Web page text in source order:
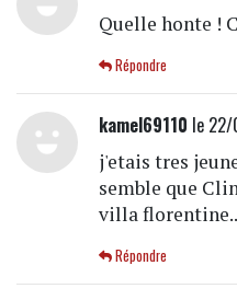
Quelle honte !
Répondre
kamel69110 le 22/
j'etais tres
semble que
villa
Répondre